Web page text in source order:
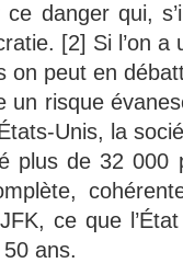
danger qui,
[2] Si l’on a
peut en
un risque
Unis, la
plus de 32 000
ce que
ans.